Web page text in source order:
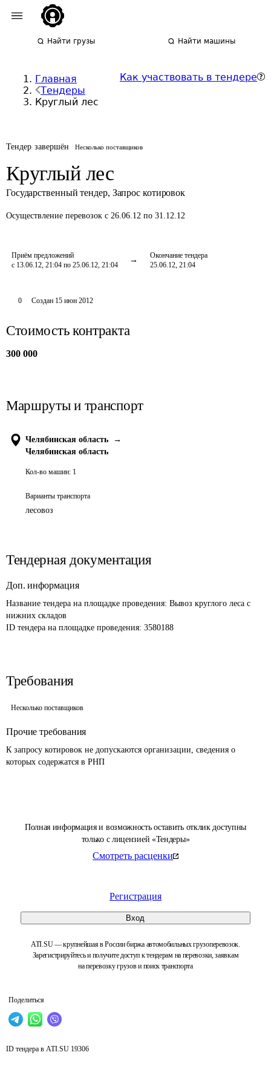
Найти грузы Найти машины
Главная
Тендеры
Круглый лес
Как участвовать в тендере
Тендер завершён Несколько поставщиков
Круглый лес
Государственный тендер, Запрос котировок
Осуществление перевозок с 26.06.12 по 31.12.12
Приём предложений
с 13.06.12, 21:04 по 25.06.12, 21:04
Окончание тендера
25.06.12, 21:04
Полная информация и возможность оставить отклик доступны
только с лицензией «Тендеры»
Смотреть расценки
Регистрация
Вход
ATI.SU — крупнейшая в России биржа автомобильных грузоперевозок.
Зарегистрируйтесь и получите доступ к тендерам на перевозки, заявкам
на перевозку грузов и поиск транспорта
Поделиться
0 Создан 15 июн 2012
Стоимость контракта
300 000
Маршруты и транспорт
Челябинская область
→
Челябинская область
Кол-во машин: 1
Варианты транспорта
лесовоз
Тендерная документация
Доп. информация
Название тендера на площадке проведения: Вывоз круглого леса с
нижних складов
ID тендера на площадке проведения: 3580188
Требования
Несколько поставщиков
Прочие требования
К запросу котировок не допускаются организации, сведения о
которых содержатся в РНП
ID тендера в ATI.SU 19306